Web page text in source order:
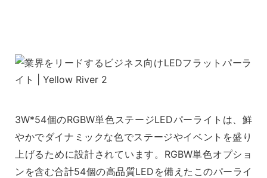
3W*54個のRGBW単色ステージLEDパーライトは、鮮
やかでダイナミックな色でステージやイベントを盛り
上げるために設計されています。RGBW単色オプショ
ンを含む合計54個の高品質LEDを備えたこのパーライ